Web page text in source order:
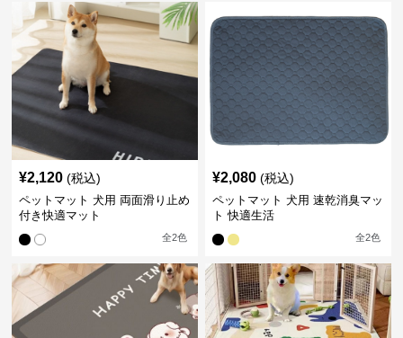
¥2,120 (税込)
ペットマット 犬用 両面滑り止め
付き快適マット
全2色
¥2,080 (税込)
ペットマット 犬用 速乾消臭マッ
ト 快適生活
全2色